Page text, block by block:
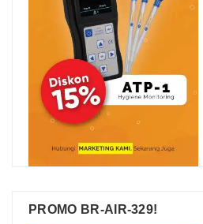
PROMO BR-AIR-329!